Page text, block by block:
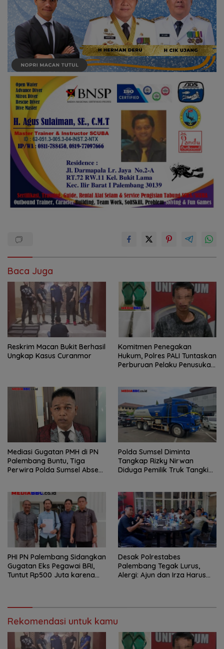
Baca Juga
Reskrim Macan Bukit Berhasil
Ungkap Kasus Curanmor
Komitmen Penegakan
Hukum, Polres PALI Tuntaskan
Perburuan Pelaku Penusukan
Mediasi Gugatan PMH di PN
Palembang Buntu, Tiga
Perwira Polda Sumsel Absen,
Hormati Proses Hukum
Polda Sumsel Diminta
Tangkap Rizky Nirwan
Diduga Pemilik Truk Tangki
PHI PN Palembang Sidangkan
Gugatan Eks Pegawai BRI,
Tuntut Rp500 Juta karena
Desak Polrestabes
Palembang Tegak Lurus,
Alergi: Ajun dan Irza Harus
Rekomendasi untuk kamu